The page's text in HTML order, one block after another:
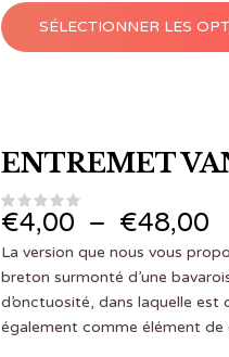
SÉLECTIONNER LES
ENTREMET
€4,00 – €48,00
La version que nous vous
breton surmonté d’une
d’onctuosité, dans laquelle
également comme élément de